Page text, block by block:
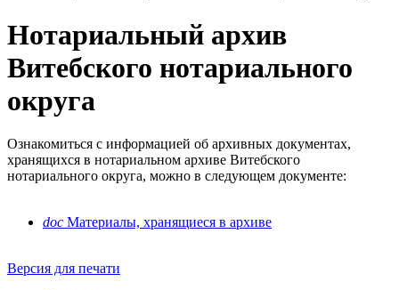
Нотариальный архив
Витебского нотариального
округа
Ознакомиться с информацией об архивных документах,
хранящихся в нотариальном архиве Витебского
нотариального округа, можно в следующем документе:
doc Материалы, хранящиеся в архиве
Версия для печати